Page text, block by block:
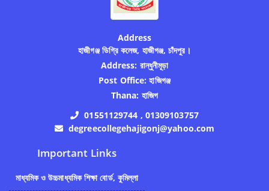
Address
হাজীগঞ্জ ডিগ্রি কলেজ, হাজীগঞ্জ, চাঁদপুর।
Address: রান্ধুনীমূড়া
Post Office: হাজিগঞ্জ
Thana: হাজিগ
01551129744 , 01309103757
degreecollegehajigonj@yahoo.com
Important Links
মাধ্যমিক ও উচ্চমাধ্যমিক শিক্ষা বোর্ড, কুমিল্লা